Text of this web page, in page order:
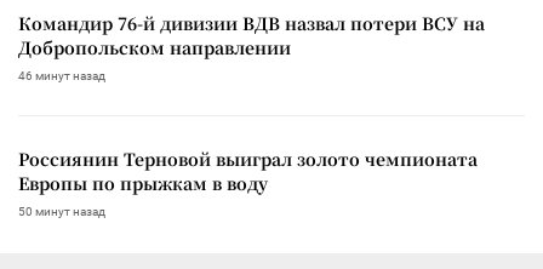
Командир 76-й дивизии ВДВ назвал потери ВСУ на
Добропольском направлении
46 минут назад
Россиянин Терновой выиграл золото чемпионата
Европы по прыжкам в воду
50 минут назад